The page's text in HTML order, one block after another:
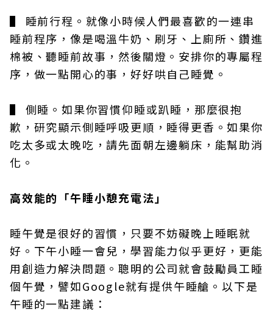
▌ 睡前行程。就像小時候人們最喜歡的一連串
睡前程序，像是喝溫牛奶、刷牙、上廁所、鑽進
棉被、聽睡前故事，然後關燈。安排你的專屬程
序，做一點開心的事，好好哄自己睡覺。
▌ 側睡。如果你習慣仰睡或趴睡，那麼很抱
歉，研究顯示側睡呼吸更順，睡得更香。如果你
吃太多或太晚吃，請先面朝左邊躺床，能幫助消
化。
高效能的「午睡小憩充電法」
睡午覺是很好的習慣，只要不妨礙晚上睡眠就
好。下午小睡一會兒，學習能力似乎更好，更能
用創造力解決問題。聰明的公司就會鼓勵員工睡
個午覺，譬如Google就有提供午睡艙。以下是
午睡的一點建議：